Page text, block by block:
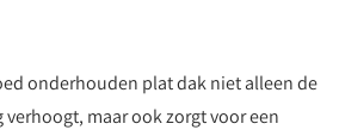
onderhouden plat dak niet alleen de
maar ook zorgt voor een